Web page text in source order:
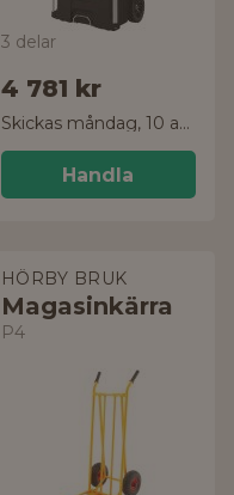
3 delar
4 781 kr
Skickas måndag, 10 aug.
Handla
HÖRBY BRUK
Magasinkärra
P4